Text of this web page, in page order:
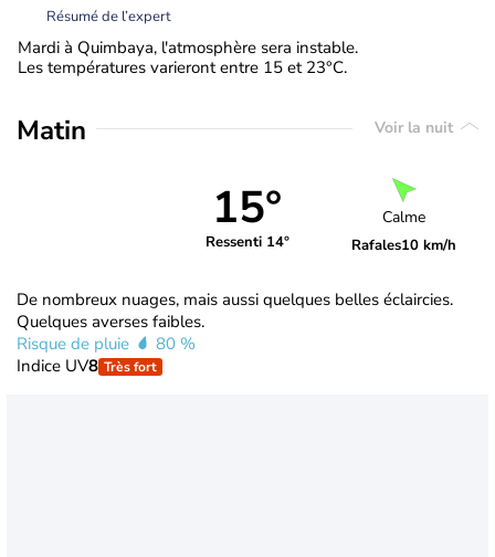
Résumé de l’expert
Mardi à Quimbaya, l'atmosphère sera instable.
Les températures varieront entre 15 et 23°C.
Matin Voir la nuit
15°
Ressenti 14°
Calme
Rafales10 km/h
De nombreux nuages, mais aussi quelques belles éclaircies.
Quelques averses faibles.
Risque de pluie
80 %
Indice UV8 Très fort